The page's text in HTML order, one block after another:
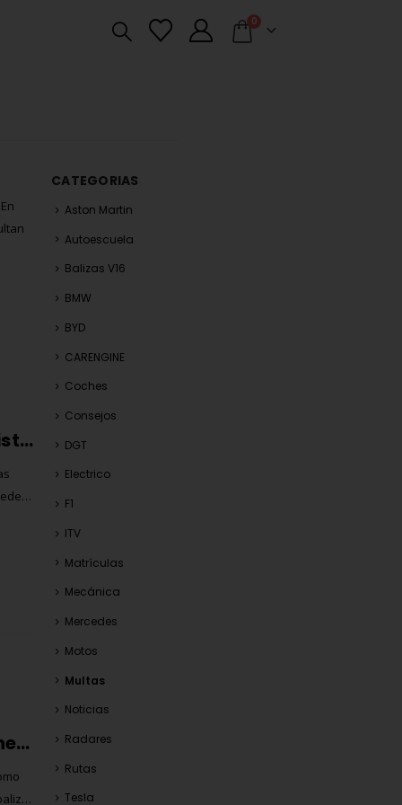
0
Multas ZBE Madrid 2025: récord histórico de sanciones y recaudación del Ayuntamiento
Baliza V16 conectada de Carengine: la señal que salvará vidas (y te evitará multas)
CATEGORIAS
Aston Martin
Autoescuela
Balizas V16
BMW
BYD
CARENGINE
Coches
Consejos
DGT
Electrico
F1
ITV
Matrículas
Mecánica
Mercedes
Motos
Multas
Noticias
Radares
Rutas
Tesla